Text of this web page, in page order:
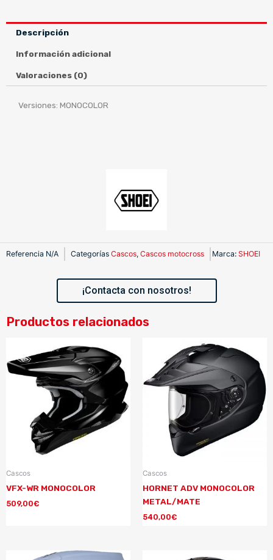
Descripción
Información adicional
Valoraciones (0)
Versiones: MONOCOLOR
Referencia N/A Categorías Cascos, Cascos motocross Marca: SHOEI
¡Contacta con nosotros!
Productos relacionados
Cascos
VFX-WR MONOCOLOR
509,00€
Cascos
HORNET ADV MONOCOLOR
METAL/MATE
540,00€